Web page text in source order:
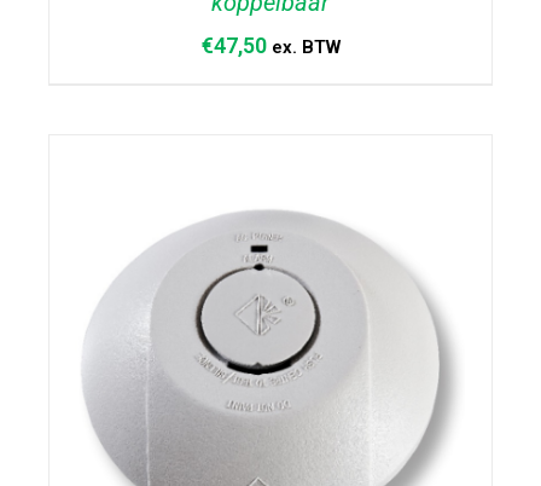
€47,50 ex. BTW